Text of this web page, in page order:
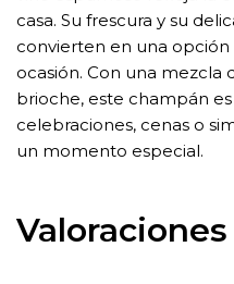
casa. Su frescura y su
convierten en una
ocasión. Con una mezcla
brioche, este champán
celebraciones, cenas o
un momento especial.
Valoraciones